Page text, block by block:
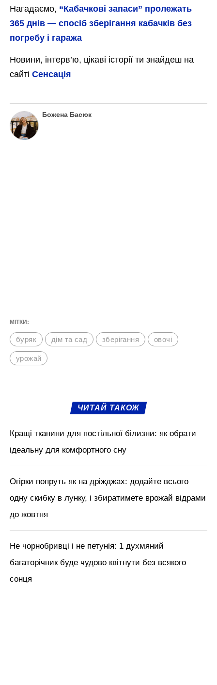
Нагадаємо, “Кабачкові запаси” пролежать
365 днів — спосіб зберігання кабачків без
погребу і гаража
Новини, інтерв’ю, цікаві історії ти знайдеш на
сайті Сенсація
Божена Басюк
МІТКИ:
буряк дім та сад зберігання овочі
урожай
ЧИТАЙ ТАКОЖ
Кращі тканини для постільної білизни: як обрати
ідеальну для комфортного сну
Огірки попруть як на дріжджах: додайте всього
одну скибку в лунку, і збиратимете врожай відрами
до жовтня
Не чорнобривці і не петунія: 1 духмяний
багаторічник буде чудово квітнути без всякого
сонця